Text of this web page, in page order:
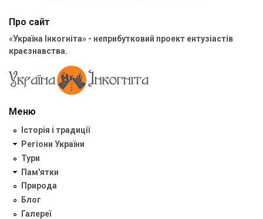
Про сайт
«Україна Інкогніта» - неприбутковий проект ентузіастів
краєзнавства.
Меню
Історія і традиції
Регіони України
Тури
Пам'ятки
Природа
Блог
Галереї